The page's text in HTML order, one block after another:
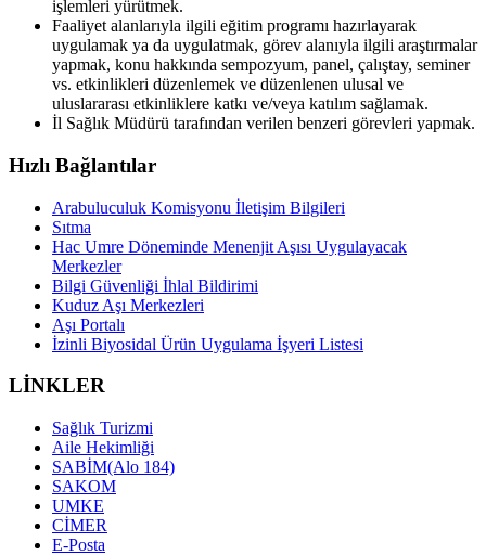
işlemleri yürütmek.
Faaliyet alanlarıyla ilgili eğitim programı hazırlayarak
uygulamak ya da uygulatmak, görev alanıyla ilgili araştırmalar
yapmak, konu hakkında sempozyum, panel, çalıştay, seminer
vs. etkinlikleri düzenlemek ve düzenlenen ulusal ve
uluslararası etkinliklere katkı ve/veya katılım sağlamak.
İl Sağlık Müdürü tarafından verilen benzeri görevleri yapmak.
Hızlı Bağlantılar
Arabuluculuk Komisyonu İletişim Bilgileri
Sıtma
Hac Umre Döneminde Menenjit Aşısı Uygulayacak
Merkezler
Bilgi Güvenliği İhlal Bildirimi
Kuduz Aşı Merkezleri
Aşı Portalı
İzinli Biyosidal Ürün Uygulama İşyeri Listesi
LİNKLER
Sağlık Turizmi
Aile Hekimliği
SABİM(Alo 184)
SAKOM
UMKE
CİMER
E-Posta